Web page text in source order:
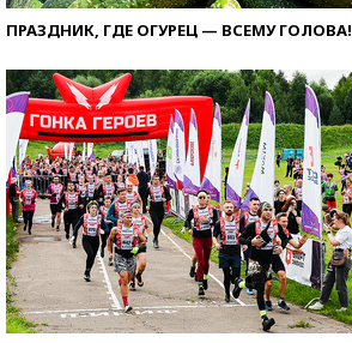
ПРАЗДНИК, ГДЕ ОГУРЕЦ — ВСЕМУ ГОЛОВА!